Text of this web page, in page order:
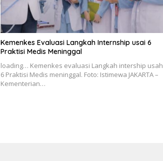
Kemenkes Evaluasi Langkah Internship usai 6
Praktisi Medis Meninggal
loading… Kemenkes evaluasi Langkah intership usah
6 Praktisi Medis meninggal. Foto: Istimewa JAKARTA –
Kementerian…